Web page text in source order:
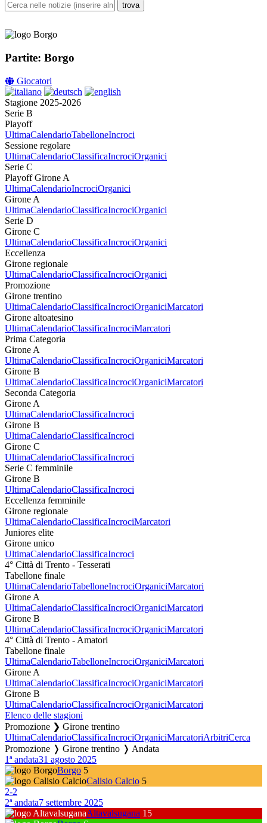
Partite: Borgo
Giocatori
Stagione 2025-2026
Serie B
Playoff
UltimaCalendarioTabelloneIncroci
Sessione regolare
UltimaCalendarioClassificaIncrociOrganici
Serie C
Playoff Girone A
UltimaCalendarioIncrociOrganici
Girone A
UltimaCalendarioClassificaIncrociOrganici
Serie D
Girone C
UltimaCalendarioClassificaIncrociOrganici
Eccellenza
Girone regionale
UltimaCalendarioClassificaIncrociOrganici
Promozione
Girone trentino
UltimaCalendarioClassificaIncrociOrganiciMarcatori
Girone altoatesino
UltimaCalendarioClassificaIncrociMarcatori
Prima Categoria
Girone A
UltimaCalendarioClassificaIncrociOrganiciMarcatori
Girone B
UltimaCalendarioClassificaIncrociOrganiciMarcatori
Seconda Categoria
Girone A
UltimaCalendarioClassificaIncroci
Girone B
UltimaCalendarioClassificaIncroci
Girone C
UltimaCalendarioClassificaIncroci
Serie C femminile
Girone B
UltimaCalendarioClassificaIncroci
Eccellenza femminile
Girone regionale
UltimaCalendarioClassificaIncrociMarcatori
Juniores elite
Girone unico
UltimaCalendarioClassificaIncroci
4° Città di Trento - Tesserati
Tabellone finale
UltimaCalendarioTabelloneIncrociOrganiciMarcatori
Girone A
UltimaCalendarioClassificaIncrociOrganiciMarcatori
Girone B
UltimaCalendarioClassificaIncrociOrganiciMarcatori
4° Città di Trento - Amatori
Tabellone finale
UltimaCalendarioTabelloneIncrociOrganiciMarcatori
Girone A
UltimaCalendarioClassificaIncrociOrganiciMarcatori
Girone B
UltimaCalendarioClassificaIncrociOrganiciMarcatori
Elenco delle stagioni
Promozione ❯ Girone trentino
UltimaCalendarioClassificaIncrociOrganiciMarcatoriArbitriCerca
Promozione ❭ Girone trentino ❭ Andata
1ª andata31 agosto 2025
Borgo 5
Calisio Calcio 5
2-2
2ª andata7 settembre 2025
Altavalsugana 15